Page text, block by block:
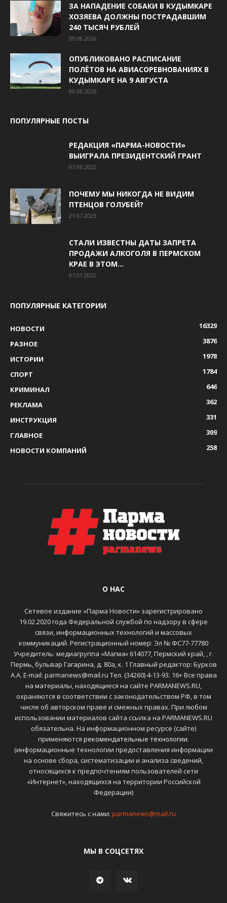
ЗА НАПАДЕНИЕ СОБАКИ В КУДЫМКАРЕ
ХОЗЯЕВА ДОЛЖНЫ ПОСТРАДАВШИМ
240 ТЫСЯЧ РУБЛЕЙ
09.08.2026
ОПУБЛИКОВАНО РАСПИСАНИЕ
ПОЛЁТОВ НА АВИАСОРЕВНОВАНИЯХ В
КУДЫМКАРЕ НА 9 АВГУСТА
09.08.2026
ПОПУЛЯРНЫЕ ПОСТЫ
РЕДАКЦИЯ «ПАРМА-НОВОСТИ»
ВЫИГРАЛА ПРЕЗИДЕНТСКИЙ ГРАНТ
07.09.2022
ПОЧЕМУ МЫ НИКОГДА НЕ ВИДИМ
ПТЕНЦОВ ГОЛУБЕЙ?
21.07.2025
СТАЛИ ИЗВЕСТНЫ ДАТЫ ЗАПРЕТА
ПРОДАЖИ АЛКОГОЛЯ В ПЕРМСКОМ
КРАЕ В ЭТОМ...
07.01.2022
ПОПУЛЯРНЫЕ КАТЕГОРИИ
НОВОСТИ
16329
РАЗНОЕ
3876
ИСТОРИИ
1978
СПОРТ
1784
КРИМИНАЛ
646
РЕКЛАМА
362
ИНСТРУКЦИЯ
331
ГЛАВНОЕ
309
НОВОСТИ КОМПАНИЙ
258
О НАС
Сетевое издание «Парма Новости» зарегистрировано
19.02.2020 года Федеральной службой по надзору в сфере
связи, информационных технологий и массовых
коммуникаций. Регистрационный номер: Эл № ФС77-77780
Учредитель: медиагруппа «Магма» 614077, Пермский край, , г.
Пермь, бульвар Гагарина, д. 80а, к. 1 Главный редактор: Бурков
А.А. E-mail: parmanews@mail.ru Тел. (34260) 4-13-93. 16+ Все права
на материалы, находящиеся на сайте PARMANEWS.RU,
охраняются в соответствии с законодательством РФ, в том
числе об авторском праве и смежных правах. При любом
использовании материалов сайта ссылка на PARMANEWS.RU
обязательна. На информационном ресурсе (сайте)
применяются рекомендательные технологии.
(информационные технологии предоставления информации
на основе сбора, систематизации и анализа сведений,
относящихся к предпочтениям пользователей сети
«Интернет», находящихся на территории Российской
Федерации)
Свяжитесь с нами: parmanews@mail.ru
МЫ В СОЦСЕТЯХ